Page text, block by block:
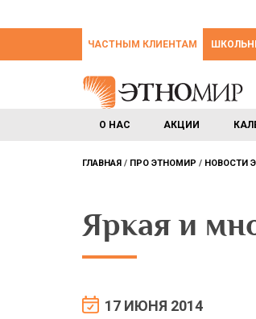
ЧАСТНЫМ КЛИЕНТАМ
О НАС АКЦИИ
ГЛАВНАЯ ПРО ЭТНОМИР НОВОСТИ
Яркая и
17 ИЮНЯ 2014